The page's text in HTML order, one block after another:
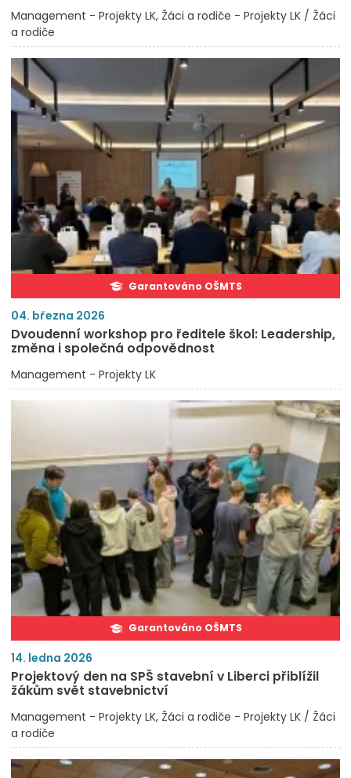
Management - Projekty LK Žáci a rodiče - Projekty LK / Žáci
a rodiče
Garantováno OŠMTS
04. března 2026
Dvoudenní workshop pro ředitele škol: Leadership,
změna i společná odpovědnost
Management - Projekty LK
Garantováno OŠMTS
14. ledna 2026
Projektový den na SPŠ stavební v Liberci přiblížil
žákům svět stavebnictví
Management - Projekty LK Žáci a rodiče - Projekty LK / Žáci
a rodiče